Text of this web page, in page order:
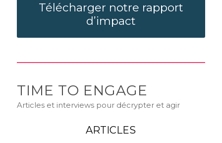
Télécharger notre rapport
d’impact
TIME TO ENGAGE
Articles et interviews pour décrypter et agir
ARTICLES